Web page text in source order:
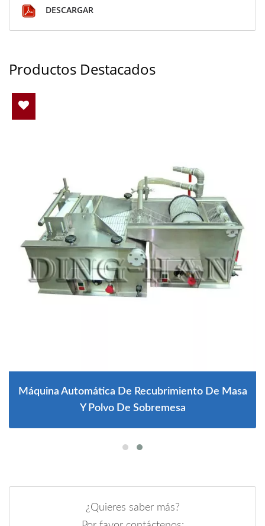
DESCARGAR
Productos Destacados
Máquina Automática De Recubrimiento De Masa
Y Polvo De Sobremesa
¿Quieres saber más?